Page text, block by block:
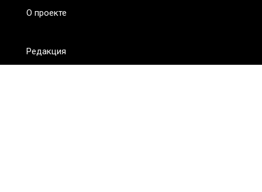
О проекте
Редакция